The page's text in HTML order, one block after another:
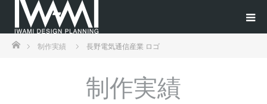
ホーム制作実績 長野電気通信産業 ロゴ
制作実績